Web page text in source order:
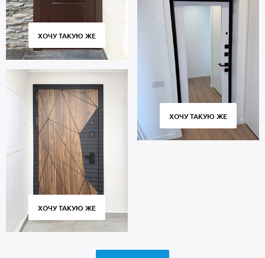
ХОЧУ ТАКУЮ ЖЕ
ХОЧУ ТАКУЮ ЖЕ
ХОЧУ ТАКУЮ ЖЕ